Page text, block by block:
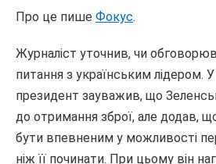
Про це пише Фокус.
Журналіст уточнив, чи
питання з українським лідером.
президент зауважив, що
до отримання зброї, але додав,
бути впевненим у можливості
ніж її починати. При цьому він